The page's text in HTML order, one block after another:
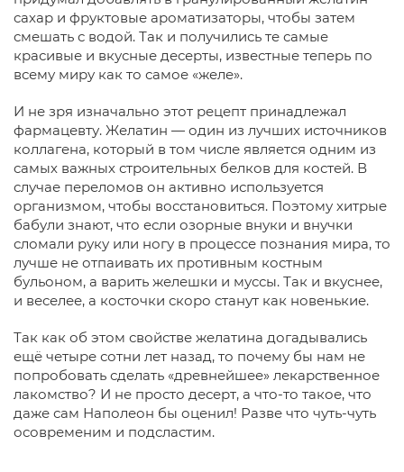
сахар и фруктовые ароматизаторы, чтобы затем
смешать с водой. Так и получились те самые
красивые и вкусные десерты, известные теперь по
всему миру как то самое «желе».
И не зря изначально этот рецепт принадлежал
фармацевту. Желатин — один из лучших источников
коллагена, который в том числе является одним из
самых важных строительных белков для костей. В
случае переломов он активно используется
организмом, чтобы восстановиться. Поэтому хитрые
бабули знают, что если озорные внуки и внучки
сломали руку или ногу в процессе познания мира, то
лучше не отпаивать их противным костным
бульоном, а варить желешки и муссы. Так и вкуснее,
и веселее, а косточки скоро станут как новенькие.
Так как об этом свойстве желатина догадывались
ещё четыре сотни лет назад, то почему бы нам не
попробовать сделать «древнейшее» лекарственное
лакомство? И не просто десерт, а что-то такое, что
даже сам Наполеон бы оценил! Разве что чуть-чуть
осовременим и подсластим.